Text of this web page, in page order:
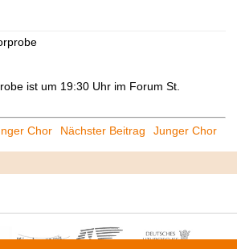
ist um 19:30 Uhr im Forum St.
Chor Nächster Beitrag Junger Chor